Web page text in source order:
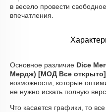
в весело провести
впечатления.
Основное различие Dice
Мердж) [МОД Все открыто]
возможности, которые
не нужно искать полную
Что касается графики, то